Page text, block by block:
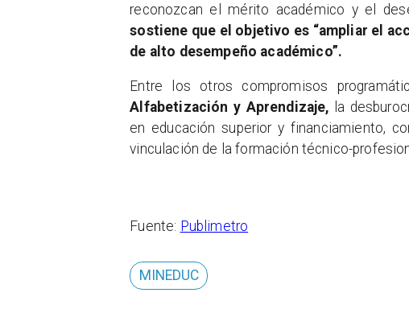
reconozcan el mérito académico y el
sostiene que el objetivo es “ampliar el
de alto desempeño académico”.
Entre los otros compromisos
Alfabetización y Aprendizaje, la
en educación superior y financiamiento,
vinculación de la formación técnico-
Fuente: Publimetro
MINEDUC